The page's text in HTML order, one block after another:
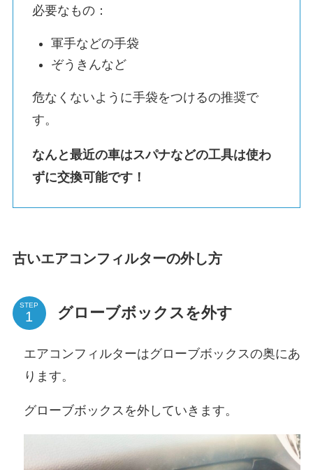
必要なもの：
軍手などの手袋
ぞうきんなど
危なくないように手袋をつけるの推奨で
す。
なんと最近の車はスパナなどの工具は使わ
ずに交換可能です！
古いエアコンフィルターの外し方
STEP グローブボックスを外す
エアコンフィルターはグローブボックスの奥にあ
ります。
グローブボックスを外していきます。